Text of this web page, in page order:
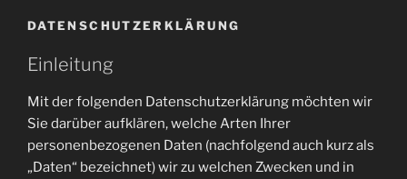
DATENSCHUTZERKLÄRUNG
Einleitung
Mit der folgenden Datenschutzerklärung möchten wir
Sie darüber aufklären, welche Arten Ihrer
personenbezogenen Daten (nachfolgend auch kurz als
„Daten“ bezeichnet) wir zu welchen Zwecken und in